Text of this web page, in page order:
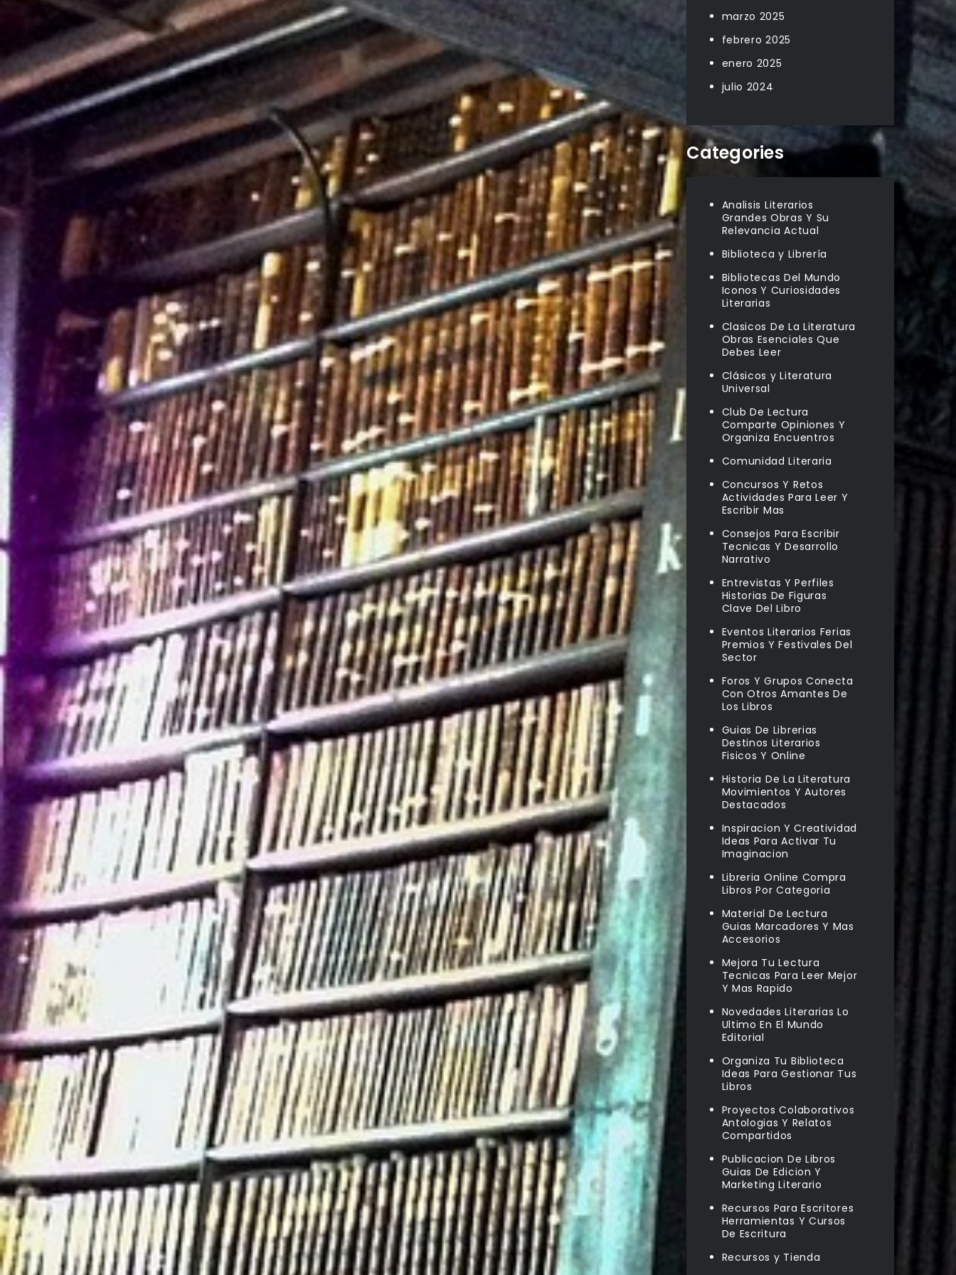
marzo 2025
febrero 2025
enero 2025
julio 2024
Categories
Analisis Literarios
Grandes Obras Y Su
Relevancia Actual
Biblioteca y Librería
Bibliotecas Del Mundo
Iconos Y Curiosidades
Literarias
Clasicos De La Literatura
Obras Esenciales Que
Debes Leer
Clásicos y Literatura
Universal
Club De Lectura
Comparte Opiniones Y
Organiza Encuentros
Comunidad Literaria
Concursos Y Retos
Actividades Para Leer Y
Escribir Mas
Consejos Para Escribir
Tecnicas Y Desarrollo
Narrativo
Entrevistas Y Perfiles
Historias De Figuras
Clave Del Libro
Eventos Literarios Ferias
Premios Y Festivales Del
Sector
Foros Y Grupos Conecta
Con Otros Amantes De
Los Libros
Guias De Librerias
Destinos Literarios
Fisicos Y Online
Historia De La Literatura
Movimientos Y Autores
Destacados
Inspiracion Y Creatividad
Ideas Para Activar Tu
Imaginacion
Libreria Online Compra
Libros Por Categoria
Material De Lectura
Guias Marcadores Y Mas
Accesorios
Mejora Tu Lectura
Tecnicas Para Leer Mejor
Y Mas Rapido
Novedades Literarias Lo
Ultimo En El Mundo
Editorial
Organiza Tu Biblioteca
Ideas Para Gestionar Tus
Libros
Proyectos Colaborativos
Antologias Y Relatos
Compartidos
Publicacion De Libros
Guias De Edicion Y
Marketing Literario
Recursos Para Escritores
Herramientas Y Cursos
De Escritura
Recursos y Tienda